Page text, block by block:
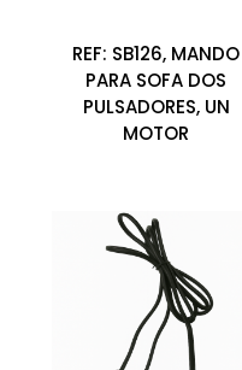
REF: SB126, MANDO
PARA SOFA DOS
PULSADORES, UN
MOTOR